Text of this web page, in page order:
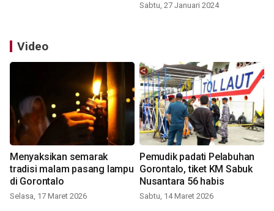
Sabtu, 27 Januari 2024
Video
Menyaksikan semarak
tradisi malam pasang lampu
di Gorontalo
Selasa, 17 Maret 2026
Pemudik padati Pelabuhan
Gorontalo, tiket KM Sabuk
Nusantara 56 habis
Sabtu, 14 Maret 2026